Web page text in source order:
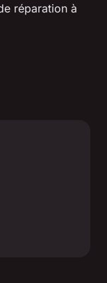
réparation à